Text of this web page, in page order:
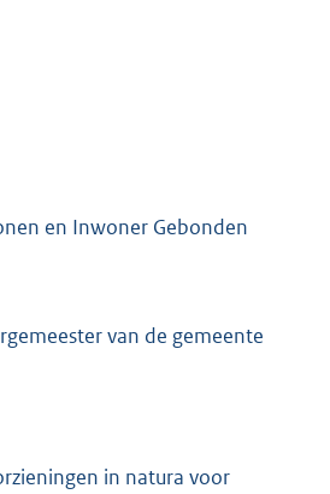
en Inwoner Gebonden
van de gemeente
in natura voor